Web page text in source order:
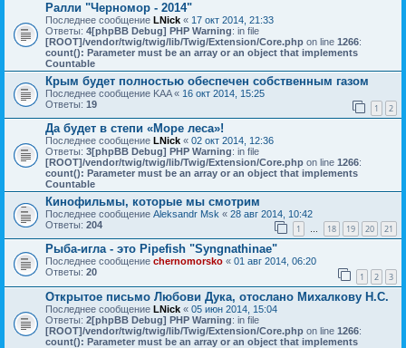
Ралли "Черномор - 2014"
Последнее сообщение LNick « 17 окт 2014, 21:33
Ответы: 4[phpBB Debug] PHP Warning: in file
[ROOT]/vendor/twig/twig/lib/Twig/Extension/Core.php on line 1266:
count(): Parameter must be an array or an object that implements
Countable
Крым будет полностью обеспечен собственным газом
Последнее сообщение KAA« 16 окт 2014, 15:25
Ответы: 19 1 2
Да будет в степи «Море леса»!
Последнее сообщение LNick « 02 окт 2014, 12:36
Ответы: 3[phpBB Debug] PHP Warning: in file
[ROOT]/vendor/twig/twig/lib/Twig/Extension/Core.php on line 1266:
count(): Parameter must be an array or an object that implements
Countable
Кинофильмы, которые мы смотрим
Последнее сообщение Aleksandr Msk « 28 авг 2014, 10:42
Ответы: 204 1 … 18 19 20 21
Рыба-игла - это Pipefish "Syngnathinae"
Последнее сообщение chernomorsko « 01 авг 2014, 06:20
Ответы: 20 1 2 3
Открытое письмо Любови Дука, отослано Михалкову Н.С.
Последнее сообщение LNick « 05 июн 2014, 15:04
Ответы: 2[phpBB Debug] PHP Warning: in file
[ROOT]/vendor/twig/twig/lib/Twig/Extension/Core.php on line 1266:
count(): Parameter must be an array or an object that implements